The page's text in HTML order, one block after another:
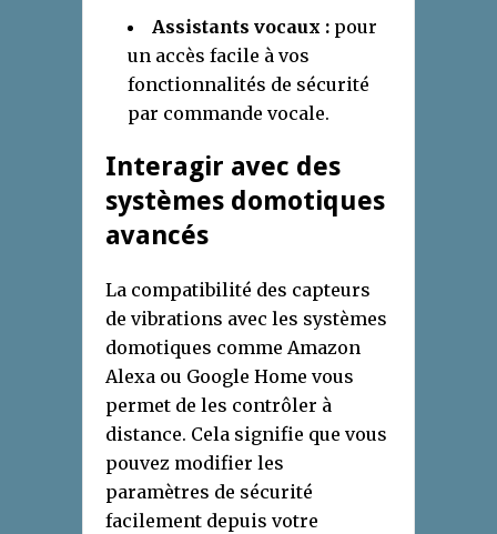
Assistants vocaux : pour
un accès facile à vos
fonctionnalités de sécurité
par commande vocale.
Interagir avec des
systèmes domotiques
avancés
La compatibilité des capteurs
de vibrations avec les systèmes
domotiques comme Amazon
Alexa ou Google Home vous
permet de les contrôler à
distance. Cela signifie que vous
pouvez modifier les
paramètres de sécurité
facilement depuis votre